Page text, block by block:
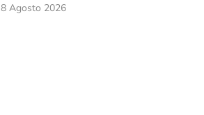
8 Agosto 2026